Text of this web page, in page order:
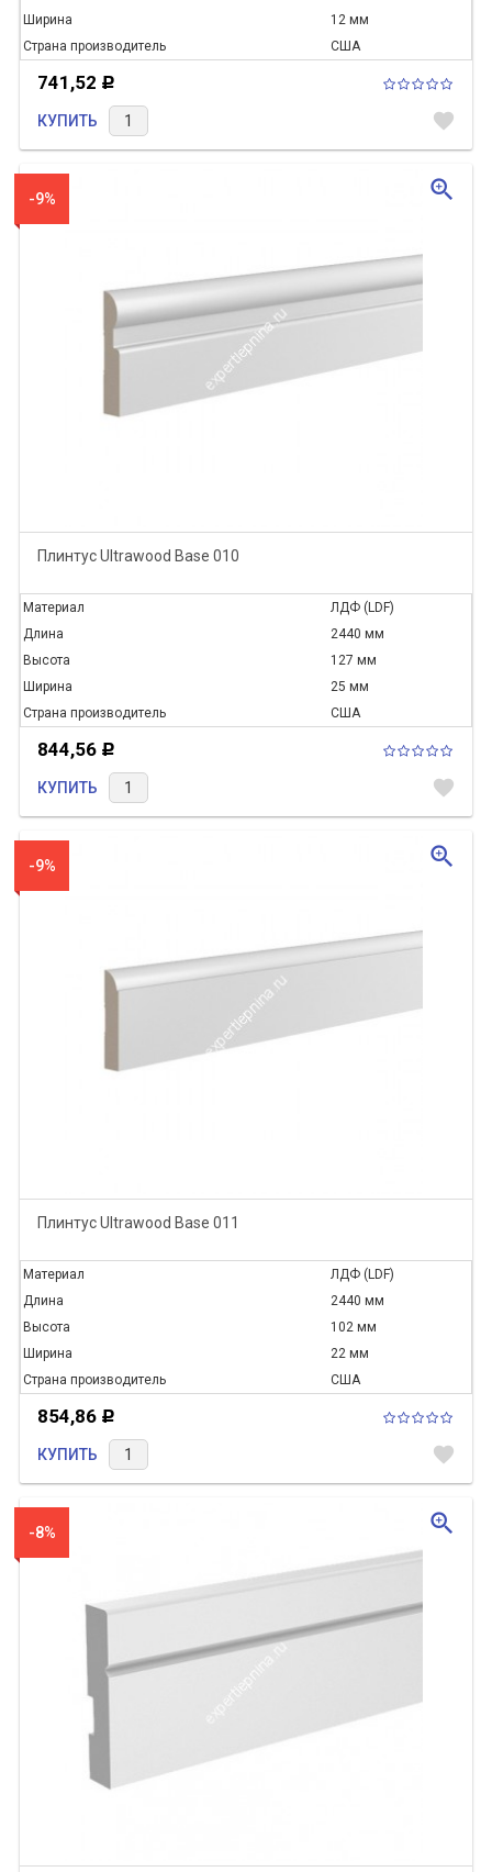
Ширина
12 мм
Страна производитель
США
741,52 Р
КУПИТЬ favorite
-9%
Плинтус Ultrawood Base 010
Материал
ЛДФ (LDF)
Длина
2440 мм
Высота
127 мм
Ширина
25 мм
Страна производитель
США
844,56 Р
КУПИТЬ favorite
zoom_in
-9%
Плинтус Ultrawood Base 011
Материал
ЛДФ (LDF)
Длина
2440 мм
Высота
102 мм
Ширина
22 мм
Страна производитель
США
854,86 Р
КУПИТЬ favorite
zoom_in
-8% zoom_in